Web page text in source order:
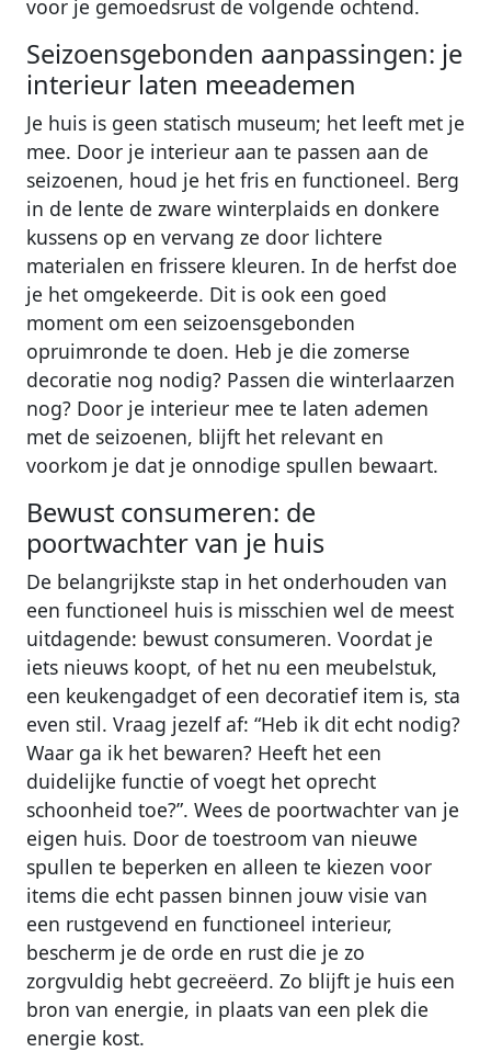
voor je gemoedsrust de volgende ochtend.
Seizoensgebonden aanpassingen: je
interieur laten meeademen
Je huis is geen statisch museum; het leeft met je
mee. Door je interieur aan te passen aan de
seizoenen, houd je het fris en functioneel. Berg
in de lente de zware winterplaids en donkere
kussens op en vervang ze door lichtere
materialen en frissere kleuren. In de herfst doe
je het omgekeerde. Dit is ook een goed
moment om een seizoensgebonden
opruimronde te doen. Heb je die zomerse
decoratie nog nodig? Passen die winterlaarzen
nog? Door je interieur mee te laten ademen
met de seizoenen, blijft het relevant en
voorkom je dat je onnodige spullen bewaart.
Bewust consumeren: de
poortwachter van je huis
De belangrijkste stap in het onderhouden van
een functioneel huis is misschien wel de meest
uitdagende: bewust consumeren. Voordat je
iets nieuws koopt, of het nu een meubelstuk,
een keukengadget of een decoratief item is, sta
even stil. Vraag jezelf af: “Heb ik dit echt nodig?
Waar ga ik het bewaren? Heeft het een
duidelijke functie of voegt het oprecht
schoonheid toe?”. Wees de poortwachter van je
eigen huis. Door de toestroom van nieuwe
spullen te beperken en alleen te kiezen voor
items die echt passen binnen jouw visie van
een rustgevend en functioneel interieur,
bescherm je de orde en rust die je zo
zorgvuldig hebt gecreëerd. Zo blijft je huis een
bron van energie, in plaats van een plek die
energie kost.